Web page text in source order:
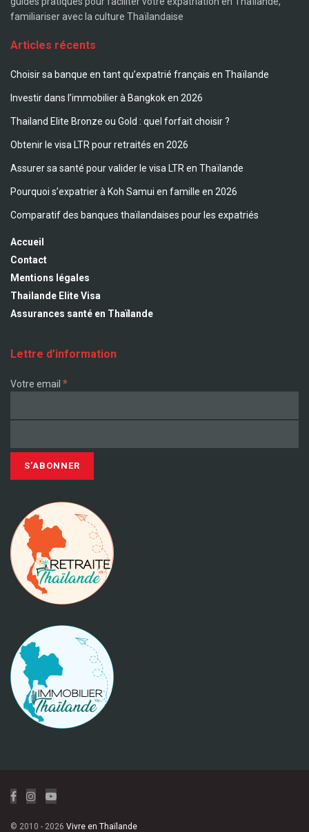
familiariser avec la culture Thaïlandaise
Articles récents
Choisir sa banque en tant qu’expatrié français en Thaïlande
Investir dans l’immobilier à Bangkok en 2026
Thailand Elite Bronze ou Gold : quel forfait choisir ?
Obtenir le visa LTR pour retraités en 2026
Assurer sa santé pour valider le visa LTR en Thaïlande
Pourquoi s’expatrier à Koh Samui en famille en 2026
Comparatif des banques thaïlandaises pour les expatriés
Accueil
Contact
Mentions légales
Thailande Elite Visa
Assurances santé en Thaïlande
Lettre d’information
Votre email *
© 2010 - 2026 Vivre en Thaïlande